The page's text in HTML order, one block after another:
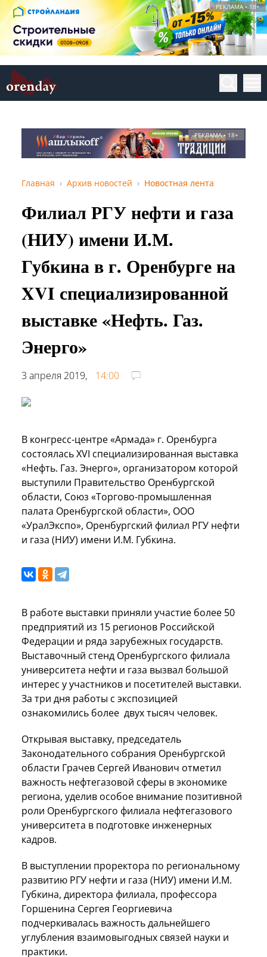
РЕКЛАМА • 18+
РЕКЛАМА • 18+
Главная Архив новостей Новостная лента
Филиал РГУ нефти и газа
(НИУ) имени И.М.
Губкина в г. Оренбурге на
XVI специализированной
выставке «Нефть. Газ.
Энерго»
3 апреля 2019, 14:00
В конгресс-центре «Армада» г. Оренбурга
состоялась XVI специализированная выставка
«Нефть. Газ. Энерго», организатором которой
выступили Правительство Оренбургской
области, Союз «Торгово-промышленная
палата Оренбургской области», ООО
«УралЭкспо», Оренбургский филиал РГУ нефти
и газа (НИУ) имени И.М. Губкина.
В работе выставки приняли участие более 50
предприятий из 15 регионов Российской
Федерации и ряда зарубежных государств.
Выставочный стенд Оренбургского филиала
университета нефти и газа вызвал большой
интерес у участников и посетителей выставки.
За три дня работы с экспозицией
ознакомились более двух тысяч человек.
Открывая выставку, председатель
Законодательного собрания Оренбургской
области Грачев Сергей Иванович отметил
важность нефтегазовой сферы в экономике
региона, уделив особое внимание позитивной
роли Оренбургского филиала нефтегазового
университета в подготовке инженерных
кадров.
В выступлении проректора по региональному
развитию РГУ нефти и газа (НИУ) имени И.М.
Губкина, директора филиала, профессора
Горшенина Сергея Георгиевича
подчеркивалась важность дальнейшего
углубления взаимовыгодных связей науки и
практики.